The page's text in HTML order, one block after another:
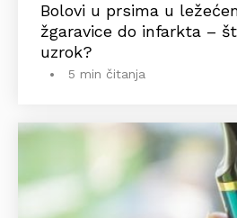
Bolovi u prsima u
žgaravice do infarkta –
uzrok?
5 min čitanja